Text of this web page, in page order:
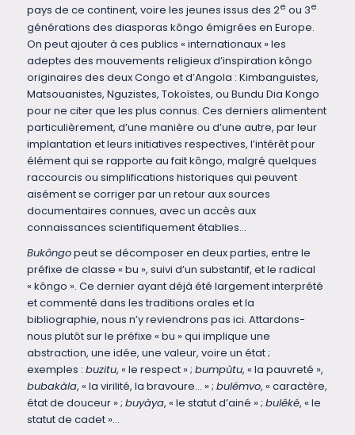
pays de ce continent, voire les jeunes issus des 2e ou 3e
générations des diasporas kôngo émigrées en Europe.
On peut ajouter à ces publics « internationaux » les
adeptes des mouvements religieux d’inspiration kôngo
originaires des deux Congo et d’Angola : Kimbanguistes,
Matsouanistes, Nguzistes, Tokoïstes, ou Bundu Dia Kongo
pour ne citer que les plus connus. Ces derniers alimentent
particulièrement, d’une manière ou d’une autre, par leur
implantation et leurs initiatives respectives, l’intérêt pour
élément qui se rapporte au fait kôngo, malgré quelques
raccourcis ou simplifications historiques qui peuvent
aisément se corriger par un retour aux sources
documentaires connues, avec un accès aux
connaissances scientifiquement établies…
Bukôngopeut se décomposer en deux parties, entre le
préfixe de classe « bu », suivi d’un substantif, et le radical
« kôngo ». Ce dernier ayant déjà été largement interprété
et commenté dans les traditions orales et la
bibliographie, nous n’y reviendrons pas ici. Attardons-
nous plutôt sur le préfixe « bu » qui implique une
abstraction, une idée, une valeur, voire un état ;
exemples : buzitu, « le respect » ; bumpùtu, « la pauvreté »,
bubakàla, « la virilité, la bravoure… » ; bulémvo, « caractère,
état de douceur » ; buyàya, « le statut d’ainé » ; bulêké, « le
statut de cadet »…